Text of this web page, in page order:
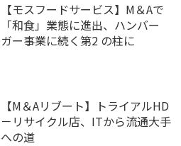
【モスフードサービス】M＆Aで
「和食」業態に進出、ハンバー
ガー事業に続く第2 の柱に
【M＆Aリブート】トライアルHD
－リサイクル店、ITから流通大手
への道